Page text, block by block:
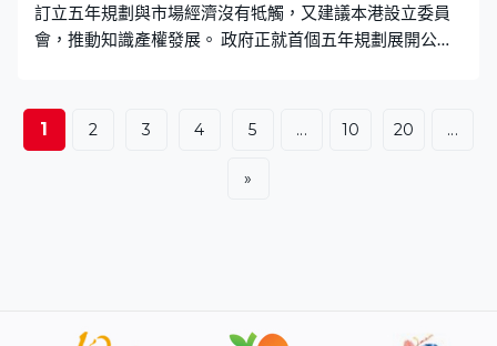
訂立五年規劃與市場經濟沒有牴觸，又建議本港設立委員
會，推動知識產權發展。 政府正就首個五年規劃展開公眾
智．商傳》訪問時指，全球大部分國家或地區也會制定長
遠發展藍圖，與是否實行市場經濟，兩者並無牴觸。鄧希
煒：「一直以來我們覺得市場經濟已足夠，小政府大市
置中，可以扮演甚麼角色，又指新加坡的產業政策有些地
1 2 3 4 5 ... 10 20 ...
»